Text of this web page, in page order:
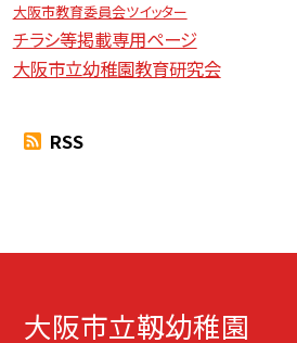
大阪市教育委員会ツイッター
チラシ等掲載専用ページ
大阪市立幼稚園教育研究会
RSS
大阪市立靱幼稚園